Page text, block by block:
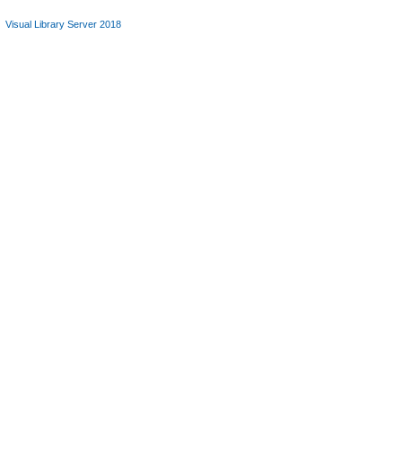
Visual Library Server 2018